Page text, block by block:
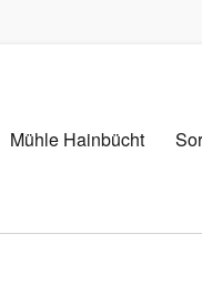
Mühle Hainbücht